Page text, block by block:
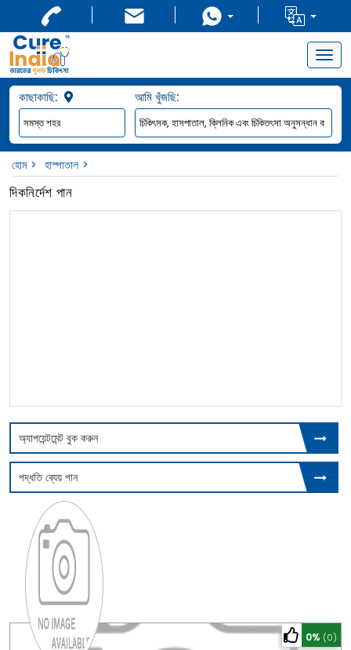
কাছাকাছি: আমি খুঁজছি:
হোম হাস্পাতাল
দিকনির্দেশ পান
অ্যাপয়েন্টমেন্ট বুক করুন
পদ্ধতি ব্যেয় পান
0% (0)